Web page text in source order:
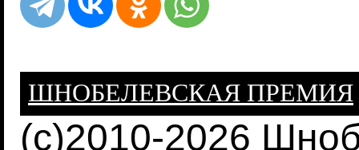
ШНОБЕЛЕВСКАЯ ПРЕМИЯ
(c)2010-2026